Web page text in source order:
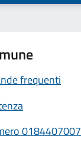
frequenti
0184407007